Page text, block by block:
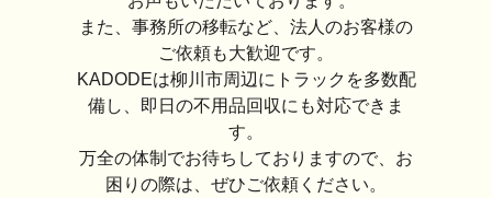
また、事務所の移転など、法人のお客様の
ご依頼も大歓迎です。
KADODEは柳川市周辺にトラックを多数配
備し、即日の不用品回収にも対応できま
す。
万全の体制でお待ちしておりますので、お
困りの際は、ぜひご依頼ください。